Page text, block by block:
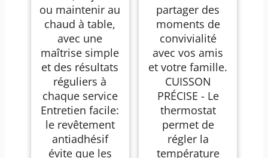
ou maintenir au
chaud à table,
avec une
maîtrise simple
et des résultats
réguliers à
chaque service
Entretien facile:
le revêtement
antiadhésif
évite que les
partager des
moments de
convivialité
avec vos amis
et votre famille.
CUISSON
PRÉCISE - Le
thermostat
permet de
régler la
température